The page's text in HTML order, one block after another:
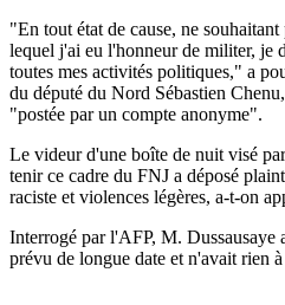
"En tout état de cause, ne
lequel j'ai eu l'honneur de militer, je
toutes mes activités politiques," a
du député du Nord Sébastien
"postée par un compte anonyme".
Le videur d'une boîte de nuit visé
tenir ce cadre du FNJ a déposé
raciste et violences légères, a-t-on
Interrogé par l'AFP, M. Dussausaye
prévu de longue date et n'avait rien